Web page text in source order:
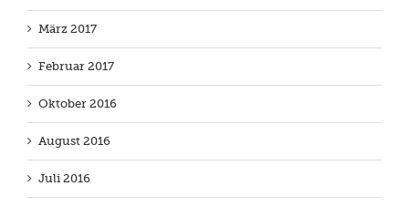
März 2017
Februar 2017
Oktober 2016
August 2016
Juli 2016